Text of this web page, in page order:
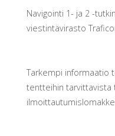
Navigointi 1- ja 2 -
viestintävirasto
Tarkempi informaatio
tentteihin tarvittavista